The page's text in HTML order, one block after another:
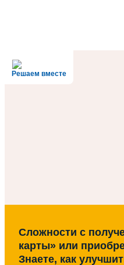
Решаем вместе
Сложности с
карты» или
Знаете, как